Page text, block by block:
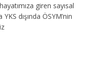
giren sayısal
dışında ÖSYM’nin